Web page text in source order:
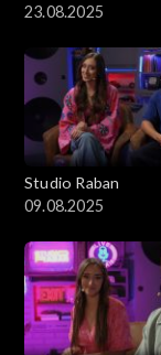
23.08.2025
Studio Raban
09.08.2025